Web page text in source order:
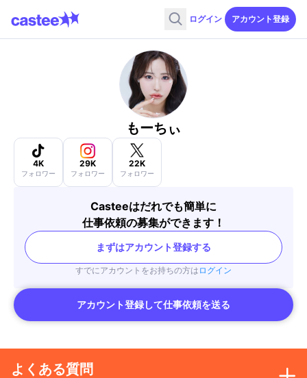
ログイン アカウント登録
もーちぃ
4K
フォロワー
29K
フォロワー
22K
フォロワー
Casteeはだれでも簡単に
仕事依頼の募集ができます！
まずはアカウント登録する
すでにアカウントをお持ちの方は ログイン
アカウント登録して仕事依頼を送る
よくある質問